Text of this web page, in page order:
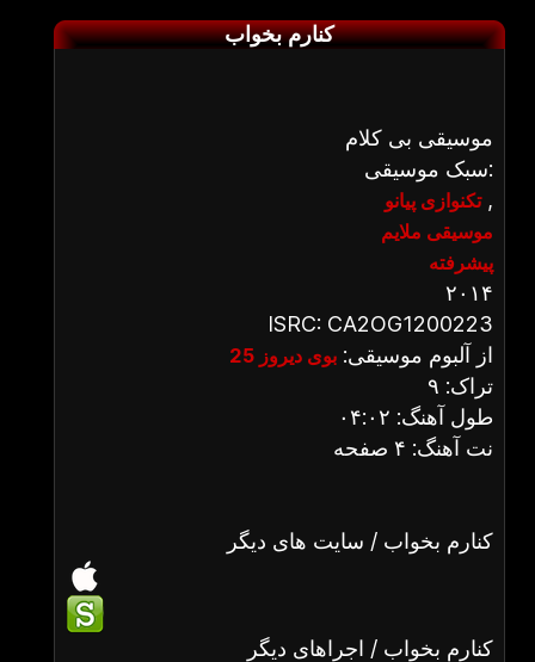
کنارم بخواب
موسیقی بی کلام
سبک موسیقی:
تکنوازی پیانو,
موسیقی ملایم
پیشرفته
۲۰۱۴
ISRC: CA2OG1200223
از آلبوم موسیقی: بوی دیروز 25
تراک: ۹
طول آهنگ: ۰۴:۰۲
نت آهنگ: ۴ صفحه
کنارم بخواب / سایت های دیگر
کنارم بخواب / اجراهای دیگر